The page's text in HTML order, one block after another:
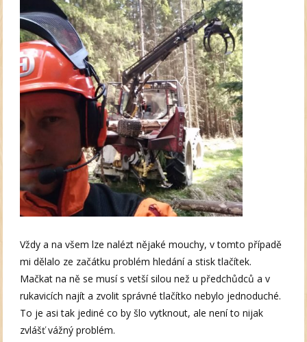
Vždy a na všem lze nalézt nějaké mouchy, v tomto případě
mi dělalo ze začátku problém hledání a stisk tlačítek.
Mačkat na ně se musí s vetší silou než u předchůdců a v
rukavicích najít a zvolit správné tlačítko nebylo jednoduché.
To je asi tak jediné co by šlo vytknout, ale není to nijak
zvlášť vážný problém.